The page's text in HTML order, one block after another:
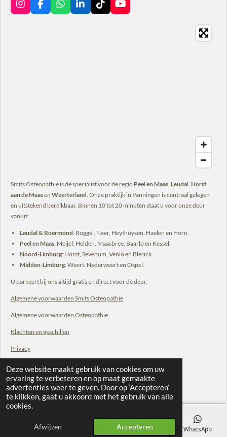
Deze website maakt gebruik van cookies om uw
ervaring te verbeteren en op maat gemaakte
advertenties weer te geven. Door op ‘Accepteren’
te klikken, gaat u akkoord met het gebruik van alle
cookies.
Afwijzen Accepteren
I
n
F
a
W
h
L
i
T
i
Y
o
Smits Osteopathie is dé specialist voor de regio Peel en Maas Leudal Horst
aan de Maasen Weerterland . Onze praktijk in Panningen is centraal gelegen
en uitstekend bereikbaar. Binnen 10 tot 20 minuten staat u voor onze deur
vanuit:
Leudal & Roermond: Roggel, Neer, Heythuysen, Haelen en Horn.
Peel en Maas: Meijel, Helden, Maasbree, Baarlo en Kessel.
Noord-Limburg: Horst, Sevenum, Venlo en Blerick.
Midden-Limburg: Weert, Nederweert en Ospel.
U parkeert bij ons altijd gratis en direct voor de deur.
Algemene voorwaarden Smits Osteopathie
Algemene voorwaarden Osteopathie
Klachten en geschillen
Privacy
© 2026 Smits Osteopathie | Osteopaat Panningen – Alle rechten
voorbehouden
E-mailadres Telefoonnummer Kaart WhatsApp